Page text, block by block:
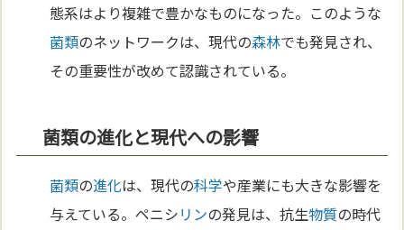
態系はより複雑で豊かなものになった。このような
菌類のネットワークは、現代の森林でも発見され、
その重要性が改めて認識されている。
菌類の進化と現代への影響
菌類の進化は、現代の科学や産業にも大きな影響を
与えている。ペニシリンの発見は、抗生物質の時代